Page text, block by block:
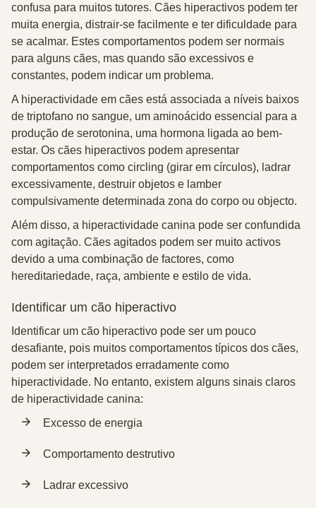
confusa para muitos tutores. Cães hiperactivos podem ter
muita energia, distrair-se facilmente e ter dificuldade para
se acalmar. Estes comportamentos podem ser normais
para alguns cães, mas quando são excessivos e
constantes, podem indicar um problema.
A hiperactividade em cães está associada a níveis baixos
de triptofano no sangue, um aminoácido essencial para a
produção de serotonina, uma hormona ligada ao bem-
estar. Os cães hiperactivos podem apresentar
comportamentos como circling (girar em círculos), ladrar
excessivamente, destruir objetos e lamber
compulsivamente determinada zona do corpo ou objecto.
Além disso, a hiperactividade canina pode ser confundida
com agitação. Cães agitados podem ser muito activos
devido a uma combinação de factores, como
hereditariedade, raça, ambiente e estilo de vida.
Identificar um cão hiperactivo
Identificar um cão hiperactivo pode ser um pouco
desafiante, pois muitos comportamentos típicos dos cães,
podem ser interpretados erradamente como
hiperactividade. No entanto, existem alguns sinais claros
de hiperactividade canina:
Excesso de energia
Comportamento destrutivo
Ladrar excessivo